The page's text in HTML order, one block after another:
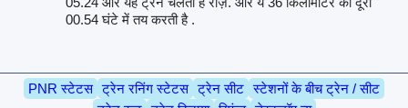
00.54 घंटे में तय करती है .
PNR स्टेटस ट्रेन रनिंग स्टेटस ट्रेन सीट स्टेशनों के बीच ट्रेन / सीट